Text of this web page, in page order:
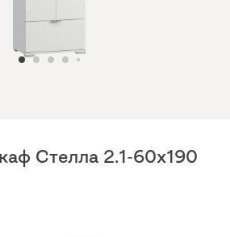
Стелла 2.1-60x190